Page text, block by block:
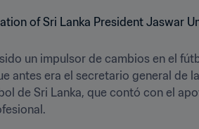
un impulsor de cambios en el
antes era el secretario general
de Sri Lanka, que contó con el